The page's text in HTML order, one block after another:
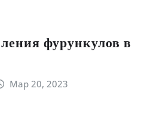
фурункулов в
Мар 20, 2023